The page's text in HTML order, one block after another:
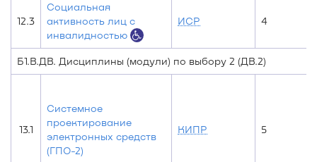
12.3
Социальная
активность лиц с
инвалидностью
ИСР 4
Б1.В.ДВ. Дисциплины (модули) по выбору 2 (ДВ.2)
13.1
Системное
проектирование
электронных средств
(ГПО-2)
КИПР 5